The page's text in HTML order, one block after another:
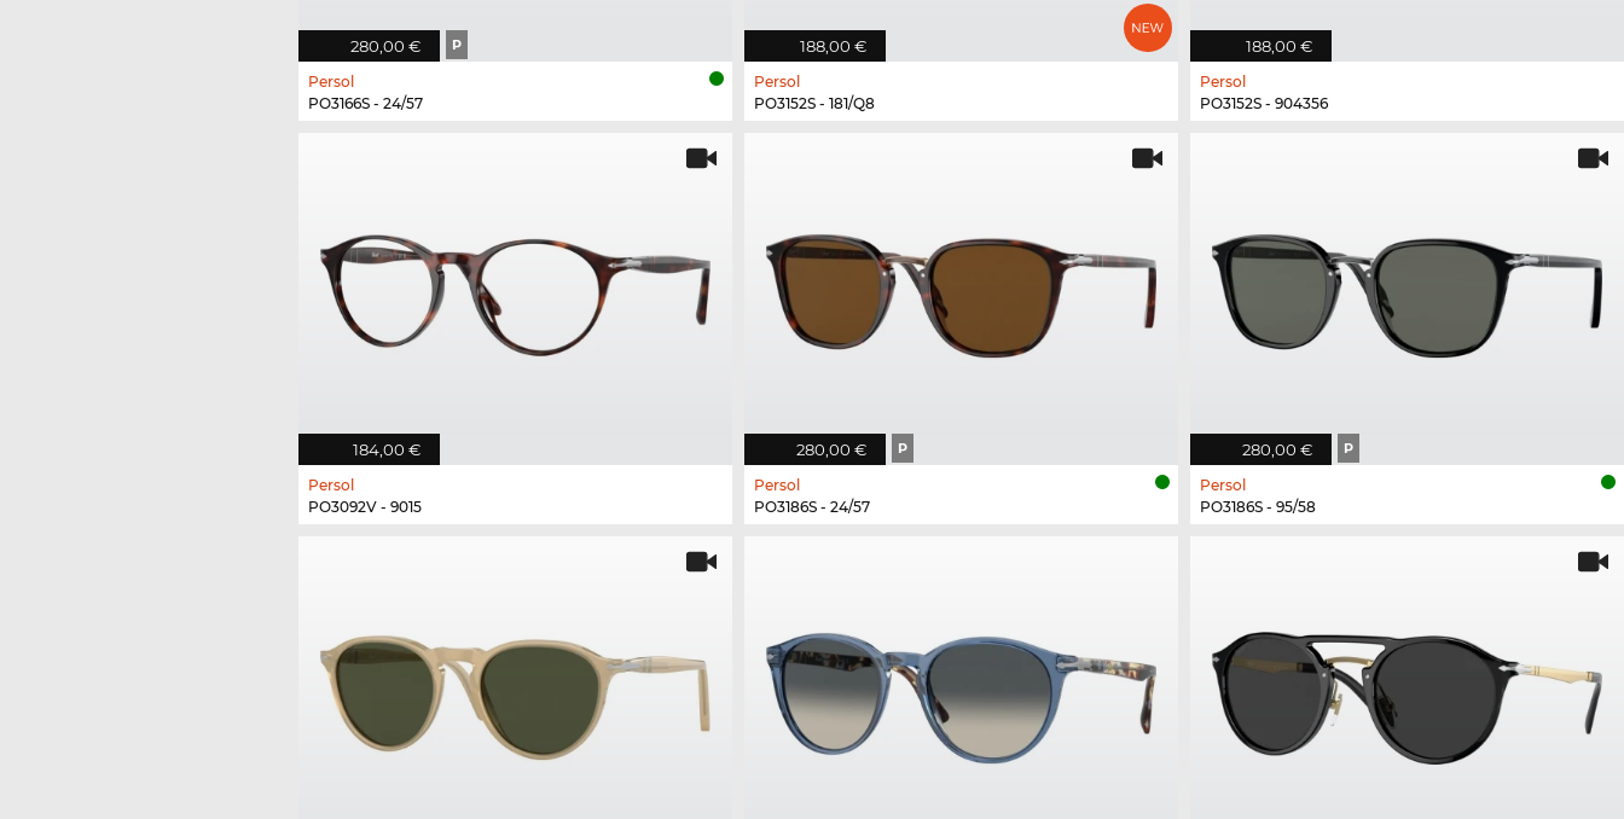
280,00 € P
Persol
PO3166S - 24/57
188,00 €
Persol
PO3152S - 181/Q8
188,00 €
Persol
PO3152S - 904356
184,00 €
Persol
PO3092V - 9015
280,00 € P
Persol
PO3186S - 24/57
280,00 € P
Persol
PO3186S - 95/58